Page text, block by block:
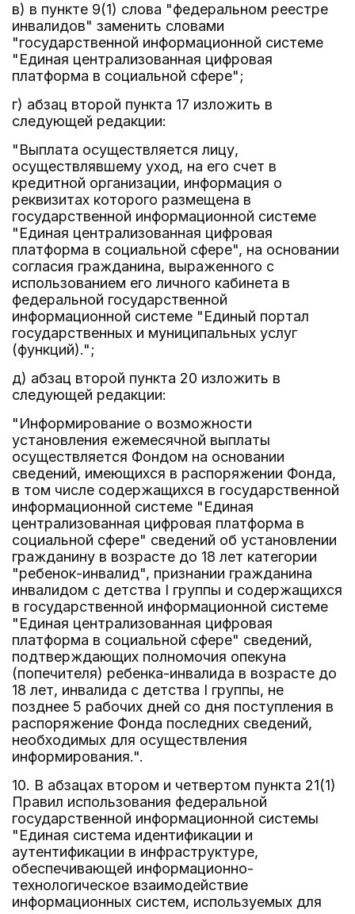
в) в пункте 9(1) слова "федеральном реестре
инвалидов" заменить словами
"государственной информационной системе
"Единая централизованная цифровая
платформа в социальной сфере";
г) абзац второй пункта 17 изложить в
следующей редакции:
"Выплата осуществляется лицу,
осуществлявшему уход, на его счет в
кредитной организации, информация о
реквизитах которого размещена в
государственной информационной системе
"Единая централизованная цифровая
платформа в социальной сфере", на основании
согласия гражданина, выраженного с
использованием его личного кабинета в
федеральной государственной
информационной системе "Единый портал
государственных и муниципальных услуг
(функций).";
д) абзац второй пункта 20 изложить в
следующей редакции:
"Информирование о возможности
установления ежемесячной выплаты
осуществляется Фондом на основании
сведений, имеющихся в распоряжении Фонда,
в том числе содержащихся в государственной
информационной системе "Единая
централизованная цифровая платформа в
социальной сфере" сведений об установлении
гражданину в возрасте до 18 лет категории
"ребенок-инвалид", признании гражданина
инвалидом с детства I группы и содержащихся
в государственной информационной системе
"Единая централизованная цифровая
платформа в социальной сфере" сведений,
подтверждающих полномочия опекуна
(попечителя) ребенка-инвалида в возрасте до
18 лет, инвалида с детства I группы, не
позднее 5 рабочих дней со дня поступления в
распоряжение Фонда последних сведений,
необходимых для осуществления
информирования.".
10. В абзацах втором и четвертом пункта 21(1)
Правил использования федеральной
государственной информационной системы
"Единая система идентификации и
аутентификации в инфраструктуре,
обеспечивающей информационно-
технологическое взаимодействие
информационных систем, используемых для